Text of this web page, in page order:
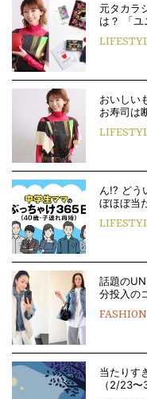
元タカラ
は？ 「
おいしい
お寿司は
ん!? どう
ぼほぼ当
話題の
分投入の
FASHION
当たりす
（2/23